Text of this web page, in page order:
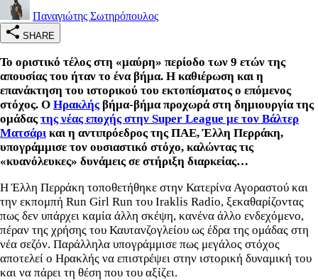
Παναγιώτης Σωτηρόπουλος
SHARE
Το οριστικό τέλος στη «μαύρη» περίοδο των 9 ετών της
απουσίας του ήταν το ένα βήμα. Η καθιέρωση και η
επανάκτηση του ιστορικού του εκτοπίσματος ο επόμενος
στόχος. Ο Ηρακλήςβήμα-βήμα προχωρά στη δημιουργία της
ομάδαςτης νέας εποχής στην Super League με τον Βάλτερ
Ματσάρικαι η αντιπρόεδρος της ΠΑΕ, Έλλη Περράκη,
υπογράμμισε τον ουσιαστικό στόχο, καλώντας τις
«κυανόλευκες» δυνάμεις σε στήριξη διαρκείας…
Η Έλλη Περράκη τοποθετήθηκε στην Κατερίνα Αγοραστού και
την εκπομπή Run Girl Run του Iraklis Radio, ξεκαθαρίζοντας
πως δεν υπάρχει καμία άλλη σκέψη, κανένα άλλο ενδεχόμενο,
πέραν της χρήσης του Καυτανζογλείου ως έδρα της ομάδας στη
νέα σεζόν. Παράλληλα υπογράμμισε πως μεγάλος στόχος
αποτελεί ο Ηρακλής να επιστρέψει στην ιστορική δυναμική του
και να πάρει τη θέση που του αξίζει.